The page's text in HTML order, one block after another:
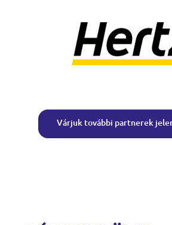
Várjuk további partnerek